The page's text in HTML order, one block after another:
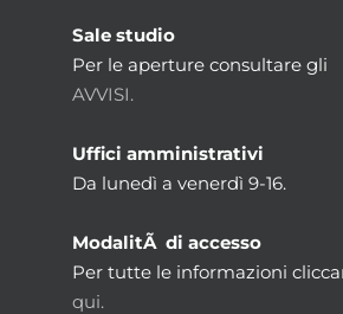
Sale studio
Per le aperture consultare gli
AVVISI.
Uffici amministrativi
Da lunedì a venerdì 9-16.
ModalitÃ di accesso
Per tutte le informazioni
qui.